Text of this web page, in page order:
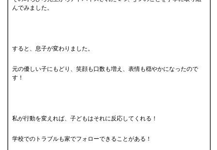
んでみました。
すると、息子が変わりました。
元の優しい子にもどり、笑顔も口数も増え、表情も穏やかになったので
す！
私が行動を変えれば、子どもはそれに反応してくれる！
学校でのトラブルも家でフォローできることがある！